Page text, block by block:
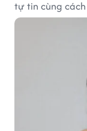
tự tin cùng